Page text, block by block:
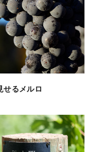
せるメルロ